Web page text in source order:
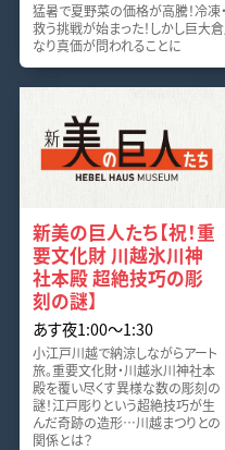
猛暑で夏野菜の価格が高騰！冷
救う挑戦が始まった！しかし巨
なり真価が問われることに
新美の巨人たち【祝！重
要文化財 川越氷川神
社本殿 超絶技巧の彫
刻の謎】
あす夜1:00〜1:30
小江戸川越で納涼しながらアート
旅。重要文化財・川越氷川神社本
殿を覆い尽くす異様な数の彫刻の
謎！江戸彫りという超絶技巧が生
んだ奇跡の造形…川越まつりとの
関係とは？